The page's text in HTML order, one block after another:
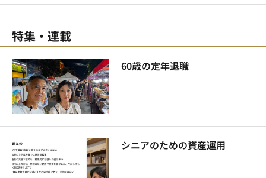
特集・連載
60歳の定年退職
シニアのための資産運用